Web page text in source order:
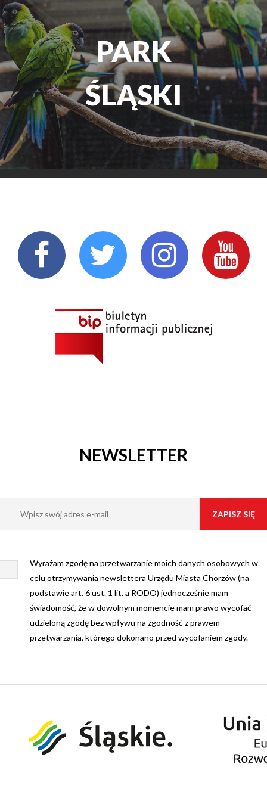
TEATR
NEWSLETTER
Wyrażam zgodę na przetwarzanie moich danych osobowych w
celu otrzymywania newslettera Urzędu Miasta Chorzów (na
podstawie art. 6 ust. 1 lit. a RODO) jednocześnie mam
świadomość, że w dowolnym momencie mam prawo wycofać
udzieloną zgodę bez wpływu na zgodność z prawem
przetwarzania, którego dokonano przed wycofaniem zgody.